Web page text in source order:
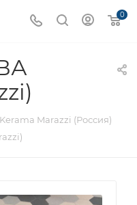
0
Kerama Marazzi (Россия)